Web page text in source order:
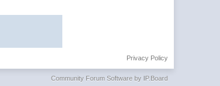
Privacy Policy
Community Forum Software by IP.Board